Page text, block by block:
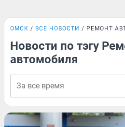
ОМСК ВСЕ НОВОСТИ РЕМОНТ
Новости по тэгу
автомобиля